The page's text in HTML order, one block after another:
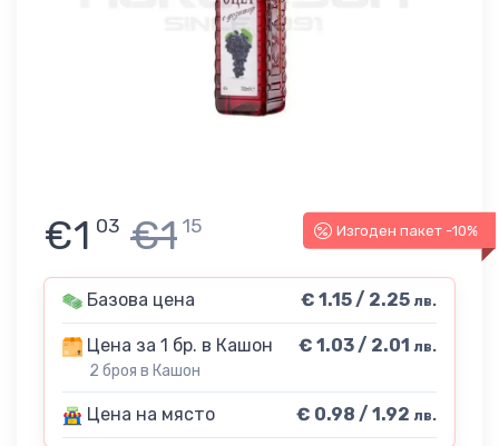
Изгоден пакет -10%
€1 03 €1 15
Базова цена € 1.15 / 2.25 лв.
Цена за 1 бр. в Кашон
2 броя в Кашон
€ 1.03 / 2.01 лв.
Цена на място € 0.98 / 1.92 лв.